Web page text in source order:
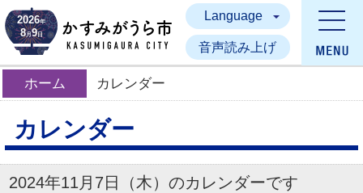
かすみがうら市
2026年
8月9日
Language
音声読み上げ
ホーム カレンダー
カレンダー
2024年11月7日（木）のカレンダーです